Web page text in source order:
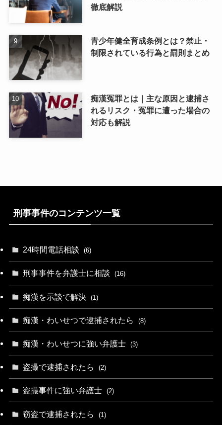
徹底解説
青少年健全育成条例とは？禁止・
制限されている行為と罰則まとめ
痴漢冤罪とは｜主な原因と逮捕さ
れるリスク・冤罪に遭った場合の
対応も解説
刑事事件のコンテンツ一覧
24時間電話相談 (6)
刑事事件を弁護士に相談 (16)
痴漢を示談で解決 (1)
痴漢・わいせつで逮捕されたら (8)
痴漢・わいせつに強い弁護士 (3)
盗撮で逮捕されたら (2)
盗撮事件に強い弁護士 (2)
窃盗で逮捕されたら (1)